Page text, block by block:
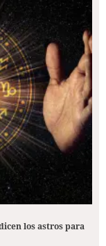
los astros para